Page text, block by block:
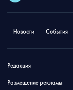
Новости События
Редакция
Размещение рекламы